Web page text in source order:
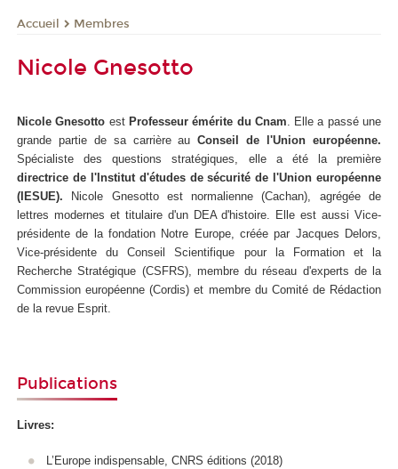
Accueil Membres
Nicole Gnesotto
Nicole Gnesotto est Professeur émérite du Cnam . Elle a passé une
grande partie de sa carrière auConseil de l'Union européenne.
Spécialiste des questions stratégiques, elle a été la première
directrice de l'Institut d'études de sécurité de l'Union européenne
(IESUE). Nicole Gnesotto est normalienne (Cachan), agrégée de
lettres modernes et titulaire d'un DEA d'histoire. Elle est aussi Vice-
présidente de la fondation Notre Europe, créée par Jacques Delors,
Vice-présidente du Conseil Scientifique pour la Formation et la
Recherche Stratégique (CSFRS), membre du réseau d'experts de la
Commission européenne (Cordis) et membre du Comité de Rédaction
de la revue Esprit.
Publications
Livres:
L’Europe indispensable, CNRS éditions (2018)